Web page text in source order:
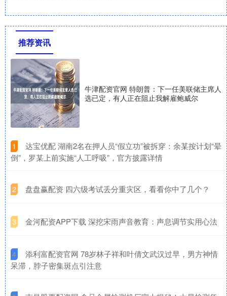
推荐资讯
牛津配资官网 特朗普：下一任美联储主席人
选已定，有人正在阻止我解雇鲍威尔
1
​达宝优配 湖南2名在押人员“假立功”被拆穿：余某按计划“晕
倒”，罗某上前实施“人工呼吸”，官方披露详情
2 ​盘盘赢配资 四六级考试丢分重灾区，看看你中了几个？
3 ​金河配资APP下载 深挖宋雨声音教育：声息调节实用心法
4
​添利富配资官网 78岁林子祥和叶倩文武汉过早，男方神情
呆滞，脖子密集斑点引注意